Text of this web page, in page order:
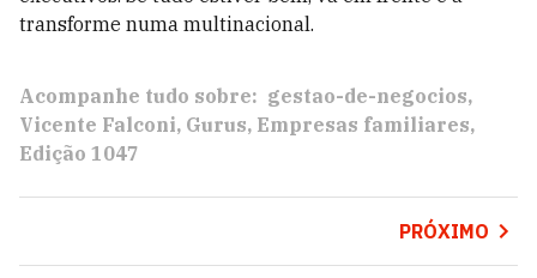
transforme numa multinacional.
Acompanhe tudo sobre: gestao-de-negocios
Vicente Falconi Gurus Empresas familiares
Edição 1047
PRÓXIMO